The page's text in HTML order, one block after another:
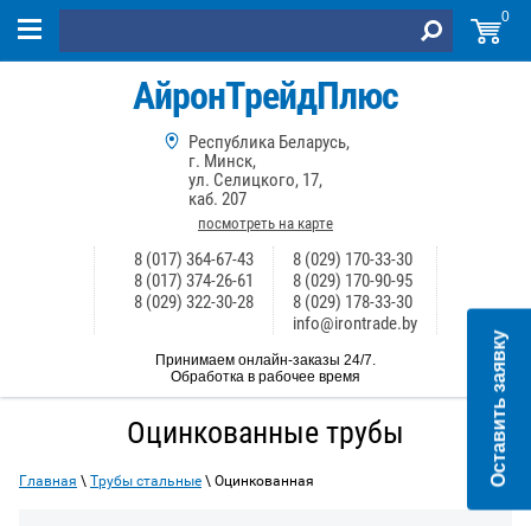
АйронТрейдПлюс
Принимаем онлайн-заказы 24/7.
Обработка в рабочее время
Оставить заявку
Республика Беларусь,
г. Минск,
ул. Селицкого, 17,
каб. 207
посмотреть на карте
8 (017) 364-67-43
8 (017) 374-26-61
8 (029) 322-30-28
8 (029) 170-33-30
8 (029) 170-90-95
8 (029) 178-33-30
info@irontrade.by
Оцинкованные трубы
Главная \ Трубы стальные \ Оцинкованная
0